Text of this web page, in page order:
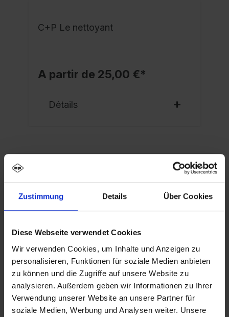
Zustimmung Details Über Cookies
Diese Webseite verwendet Cookies
Wir verwenden Cookies, um Inhalte und Anzeigen zu
personalisieren, Funktionen für soziale Medien anbieten
zu können und die Zugriffe auf unsere Website zu
analysieren. Außerdem geben wir Informationen zu Ihrer
Verwendung unserer Website an unsere Partner für
soziale Medien, Werbung und Analysen weiter. Unsere
C+P Le nettoyant
A partir de 25,00 €*
Détails
Description
Vestiaire noir et blanc PSA Evolo PLUS, 2
rangement séparé des vêtements privés et pr…
Plus